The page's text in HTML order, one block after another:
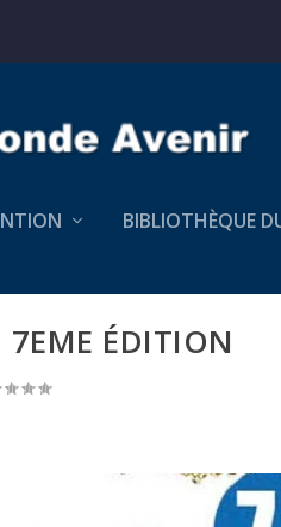
BIBLIOTHÈQUE
ÉDITION